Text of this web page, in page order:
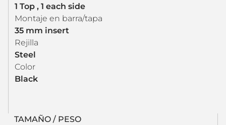
1 Top , 1 each side
Montaje en barra/tapa
35 mm insert
Rejilla
Steel
Color
Black
TAMAÑO / PESO